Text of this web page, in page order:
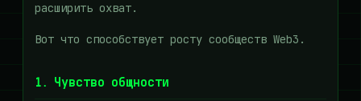
расширить охват.
Вот что способствует росту сообществ Web3.
1. Чувство общности